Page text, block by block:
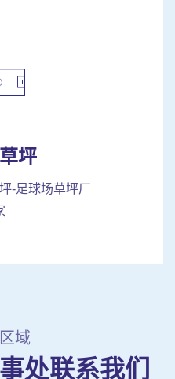
坪
-足球场草坪厂
域
处联系我们